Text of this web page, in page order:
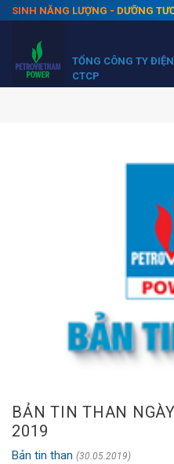
SINH NĂNG LƯỢNG - DƯỠNG
TỔNG CÔNG TY
CTCP
BẢN TIN THAN
2019
Bản tin than (30.05.2019)